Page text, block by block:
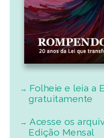
Folheie e leia a
gratuitamente
Acesse os
Edição Mensal